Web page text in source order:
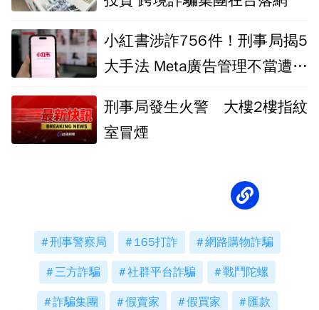
小紅書涉詐756件！刑事局揭5
大手法 Meta廣告管理不當遭罰
刑事局發生火警 大樓2樓指紋
室冒煙
刑事警察局 165打詐 網路購物詐騙
三方詐騙 社群平台詐騙 戰鬥陀螺
詐騙集團 假賣家 假買家 匯款